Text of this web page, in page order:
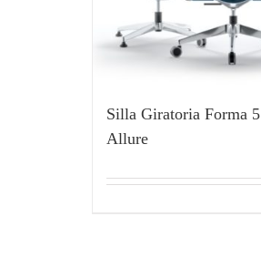
Silla Giratoria Forma 5
Allure